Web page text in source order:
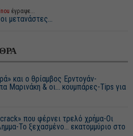
έγραψε...
μετανάστες...
και ο θρίαμβος Ερντογάν-
Μαρινάκη & οι... κουμπάρες-Tips για
που φέρνει τρελό χρήμα-Οι
Το ξεχασμένο... εκατομμύριο στο